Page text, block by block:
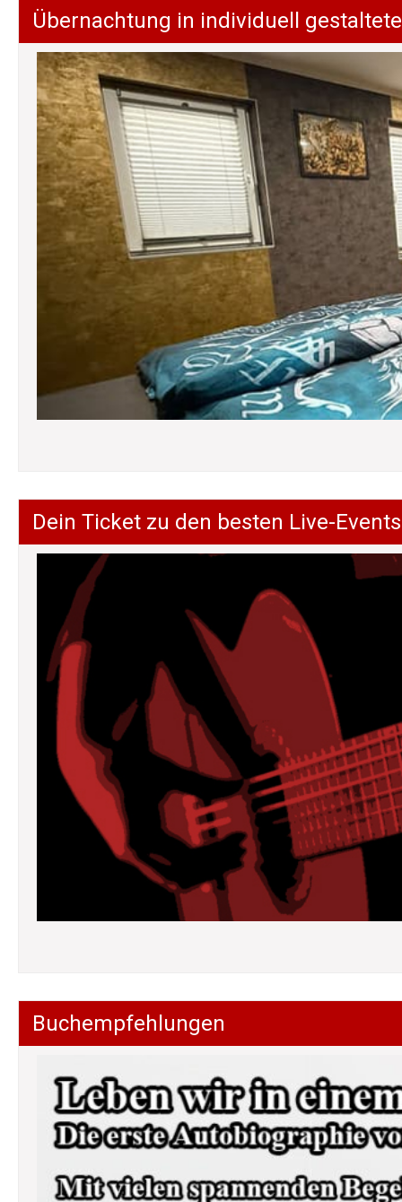
Übernachtung in individuell
Dein Ticket zu den besten Live-Events
Buchempfehlungen